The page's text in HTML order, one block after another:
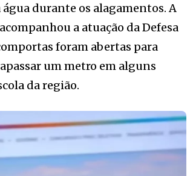
durante os alagamentos. A
a atuação da Defesa
foram abertas para
um metro em alguns
da região.